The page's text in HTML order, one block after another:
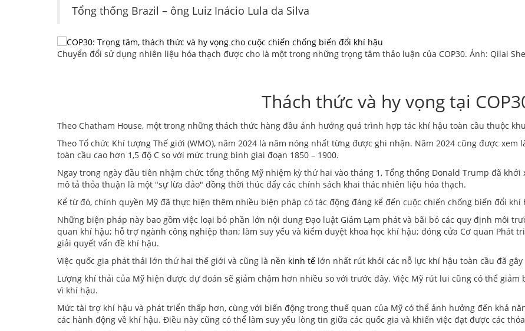
Tổng thống Brazil – ông Luiz Inácio Lula da Silva
Chuyển đổi sử dụng nhiên liệu hóa thạch được cho là một trong những trọng tâm thảo luận của COP30. Ảnh: Qilai
Thách thức và hy vọng tại
Theo Chatham House, một trong những thách thức hàng đầu ảnh hưởng quá trình hợp tác khí hậu toàn cầu thuộc
Theo Tổ chức Khí tượng Thế giới (WMO), năm 2024 là năm nóng nhất từng được ghi nhận. Năm 2024 cũng được
toàn cầu cao hơn 1,5 độ C so với mức trung bình giai đoạn 1850 – 1900.
Ngay trong ngày đầu tiên nhậm chức tổng thống Mỹ nhiệm kỳ thứ hai vào tháng 1, Tổng thống Donald Trump đã
mô tả thỏa thuận là một "sự lừa đảo" đồng thời thúc đẩy các chính sách khai thác nhiên liệu hóa thạch.
Kể từ đó, chính quyền Mỹ đã thực hiện thêm nhiều biện pháp có tác động đáng kể đến cuộc chiến chống biến đổi khí
Những biện pháp này bao gồm việc loại bỏ phần lớn nội dung Đạo luật Giảm Lạm phát và bãi bỏ các quy định môi
quan khí hậu; hỗ trợ ngành công nghiệp than; làm suy yếu và kiểm duyệt khoa học khí hậu; đóng cửa Cơ quan Phát
giải quyết vấn đề khí hậu.
Việc quốc gia phát thải lớn thứ hai thế giới và cũng là nền kinh tế lớn nhất rút khỏi các nỗ lực khí hậu toàn cầu đã
Lượng khí thải của Mỹ hiện được dự đoán sẽ giảm chậm hơn nhiều so với trước đây. Việc Mỹ rút lui cũng có thể
vì khí hậu.
Mức tài trợ khí hậu và phát triển thấp hơn, cùng với biến động trong thuế quan của Mỹ có thể ảnh hưởng đến khả
các hành động về khí hậu. Điều này cũng có thể làm suy yếu lòng tin giữa các quốc gia và khiến việc đạt được các